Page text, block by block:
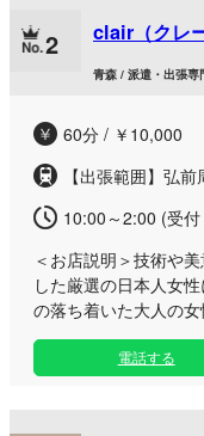
なす極上のリラクゼー
い。
2 clair（クレ
青森 / 派遣・出張専
60分 / ￥10,000
【出張範囲】弘前
10:00～2:00 (受
＜お店説明＞技術や
した厳選の日本人女
の落ち着いた大人の
心身を深いリラック
みの良い100％天然
電話する